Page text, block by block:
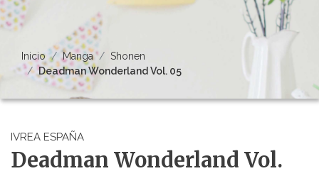
Inicio Manga
Shonen
Deadman Wonderland Vol. 05
IVREA ESPAÑA
Deadman Wonderland Vol.